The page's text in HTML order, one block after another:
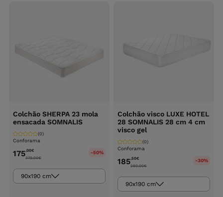
Colchão SHERPA 23 mola
ensacada SOMNALIS
Conforama
(0)
175,00€
379.00€
-50%
90x190 cm
Colchão visco LUXE HOTEL
28 SOMNALIS 28 cm 4 cm
visco gel
Conforama
(0)
185,50€
280.00€
-30%
90x190 cm